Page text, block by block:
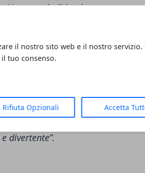
il nostro sito web e il nostro servizio.
tuo consenso.
Rifiuta Opzionali Accetta
Numerosi gli hashtag
un'unica grande
musicali con le note
di coinvolgere
di Eurochocolate
in una città come
progetto– aggiunge
cittadini con artisti e
divertente”.